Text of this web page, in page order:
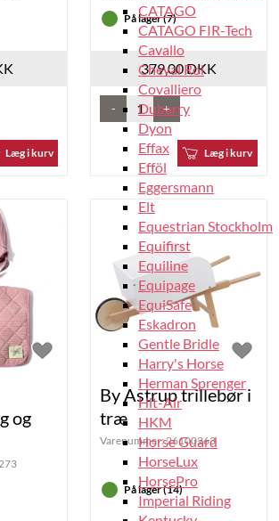
CATAGO
CATAGO FIR-Tech
Cavallo
Cheval Roi
Covalliero
Dubarry
Dyon
Effax
Efföl
Eggersmann
Elt
Equestrian Stockholm
Equifirst
Equiline
Equipage
EquiSafe
Eskadron
Gentle Bridle
Harry's Horse
Herman Sprenger
Hit-Air
HKM
Horse Guard
HorseLux
HorsePro
Imperial Riding
Læg i kurv
På lager (7)
379,00 DKK
- +
Læg i kurv
og
By Astrup trillebør i
træ
Varenummer:26100263
På lager (14)